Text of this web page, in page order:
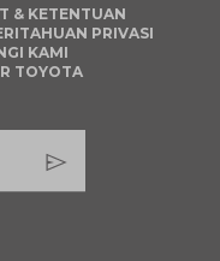
& KETENTUAN
PRIVASI
KAMI
TOYOTA